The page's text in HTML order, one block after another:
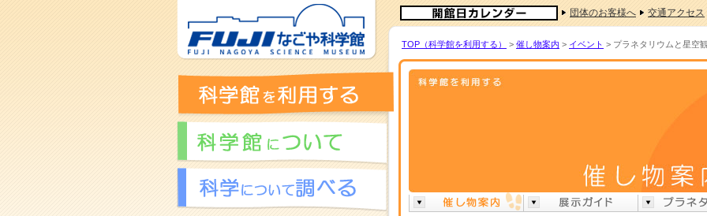
団体のお客様へ 交通アクセス
TOP（科学館を利用する） > 催し物案内 > イベント > プラネタリウムと星空